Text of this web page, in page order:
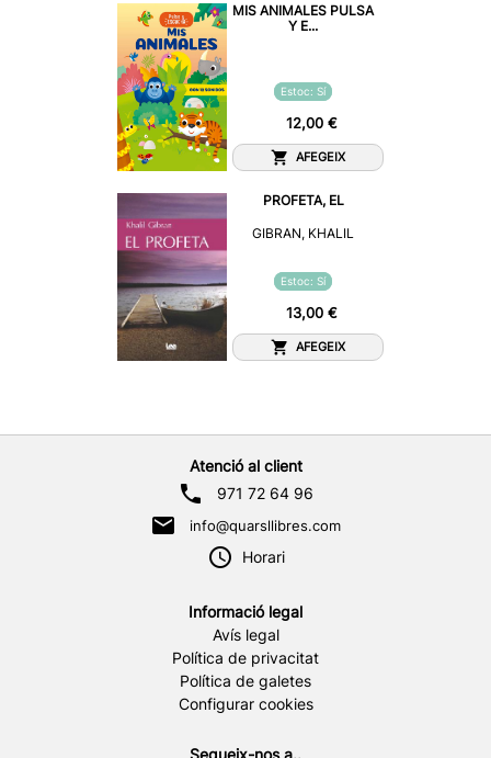
MIS ANIMALES PULSA
Y E...
Estoc: Sí
12,00 €
AFEGEIX
PROFETA, EL
GIBRAN, KHALIL
Estoc: Sí
13,00 €
AFEGEIX
Atenció al client
971 72 64 96
info@quarsllibres.com
Horari
Informació legal
Avís legal
Política de privacitat
Política de galetes
Configurar cookies